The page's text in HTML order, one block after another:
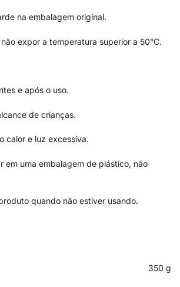
na embalagem original.
expor a temperatura superior a 50°C.
e após o uso.
de crianças.
calor e luz excessiva.
em uma embalagem de plástico, não
quando não estiver usando.
350 g